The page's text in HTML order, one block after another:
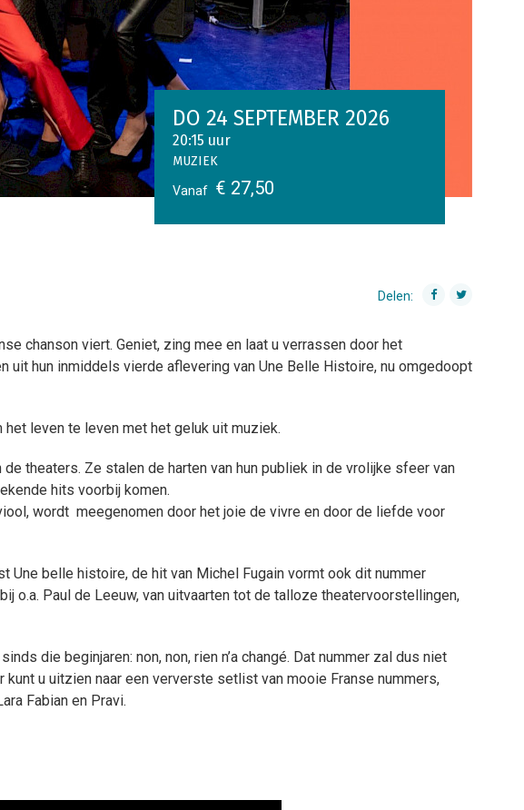
DO 24 SEPTEMBER 2026
20:15 uur
MUZIEK
Vanaf € 27,50
Delen:
chanson viert. Geniet, zing mee en laat u verrassen door het
hun inmiddels vierde aflevering van Une Belle Histoire, nu omgedoopt
het leven te leven met het geluk uit muziek.
theaters. Ze stalen de harten van hun publiek in de vrolijke sfeer van
hits voorbij komen.
wordt meegenomen door het joie de vivre en door de liefde voor
Une belle histoire, de hit van Michel Fugain vormt ook dit nummer
o.a. Paul de Leeuw, van uitvaarten tot de talloze theatervoorstellingen,
die beginjaren: non, non, rien n’a changé. Dat nummer zal dus niet
kunt u uitzien naar een ververste setlist van mooie Franse nummers,
Fabian en Pravi.